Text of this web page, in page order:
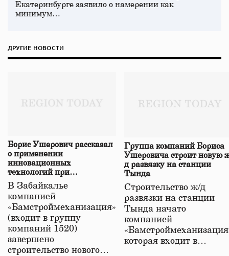
Екатеринбурге заявило о намерении как
минимум…
ДРУГИЕ НОВОСТИ
Борис Ушерович рассказал
о применении
инновационных
технологий при
строительстве нового моста
в Забайкалье
В Забайкалье
компанией
«Бамстроймеханизация»
(входит в группу
компаний 1520)
завершено
строительство нового…
Группа компаний Бориса
Ушеровича строит новую
д развязку на станции
Тында
Строительство ж/д
развязки на станции
Тында начато
компанией
которая входит в…